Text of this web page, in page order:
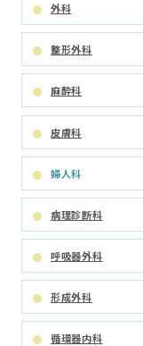
外科
整形外科
麻酔科
皮膚科
婦人科
病理診断科
呼吸器外科
形成外科
循環器内科